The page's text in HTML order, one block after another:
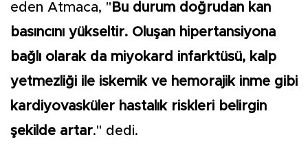
eden Atmaca, " Bu durum doğrudan kan
basıncını yükseltir. Oluşan hipertansiyona
bağlı olarak da miyokard infarktüsü, kalp
yetmezliği ile iskemik ve hemorajik inme gibi
kardiyovasküler hastalık riskleri belirgin
şekilde artar." dedi.